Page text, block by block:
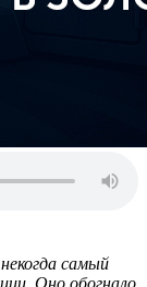
самый
Оно обогнало